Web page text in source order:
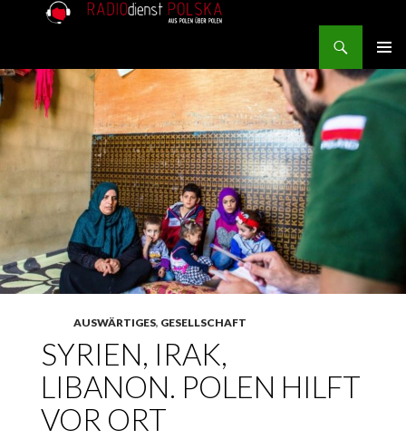
MENU
AUSWÄRTIGES, GESELLSCHAFT
SYRIEN, IRAK,
LIBANON. POLEN HILFT
VOR ORT